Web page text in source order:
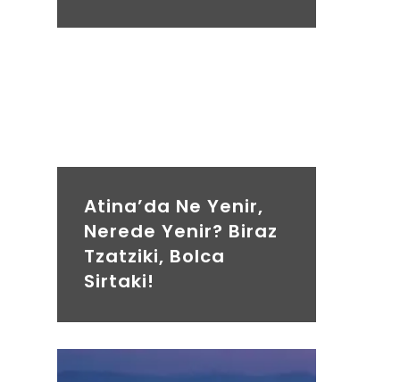
Atina’da Ne Yenir,
Nerede Yenir? Biraz
Tzatziki, Bolca
Sirtaki!